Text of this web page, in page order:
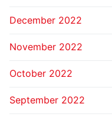
December 2022
November 2022
October 2022
September 2022